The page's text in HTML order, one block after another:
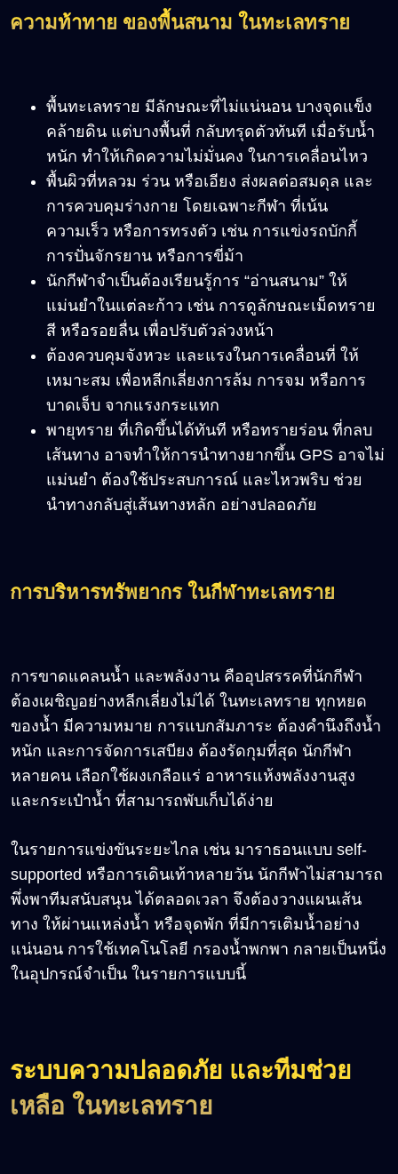
ความท้าทาย ของพื้นสนาม ในทะเลทราย
พื้นทะเลทราย มีลักษณะที่ไม่แน่นอน บางจุดแข็ง
คล้ายดิน แต่บางพื้นที่ กลับทรุดตัวทันที เมื่อรับน้ำ
หนัก ทำให้เกิดความไม่มั่นคง ในการเคลื่อนไหว
พื้นผิวที่หลวม ร่วน หรือเอียง ส่งผลต่อสมดุล และ
การควบคุมร่างกาย โดยเฉพาะกีฬา ที่เน้น
ความเร็ว หรือการทรงตัว เช่น การแข่งรถบักกี้
การปั่นจักรยาน หรือการขี่ม้า
นักกีฬาจำเป็นต้องเรียนรู้การ “อ่านสนาม” ให้
แม่นยำในแต่ละก้าว เช่น การดูลักษณะเม็ดทราย
สี หรือรอยลื่น เพื่อปรับตัวล่วงหน้า
ต้องควบคุมจังหวะ และแรงในการเคลื่อนที่ ให้
เหมาะสม เพื่อหลีกเลี่ยงการล้ม การจม หรือการ
บาดเจ็บ จากแรงกระแทก
พายุทราย ที่เกิดขึ้นได้ทันที หรือทรายร่อน ที่กลบ
เส้นทาง อาจทำให้การนำทางยากขึ้น GPS อาจไม่
แม่นยำ ต้องใช้ประสบการณ์ และไหวพริบ ช่วย
นำทางกลับสู่เส้นทางหลัก อย่างปลอดภัย
การบริหารทรัพยากร ในกีฬาทะเลทราย
การขาดแคลนน้ำ และพลังงาน คืออุปสรรคที่นักกีฬา
ต้องเผชิญอย่างหลีกเลี่ยงไม่ได้ ในทะเลทราย ทุกหยด
ของน้ำ มีความหมาย การแบกสัมภาระ ต้องคำนึงถึงน้ำ
หนัก และการจัดการเสบียง ต้องรัดกุมที่สุด นักกีฬา
หลายคน เลือกใช้ผงเกลือแร่ อาหารแห้งพลังงานสูง
และกระเป๋าน้ำ ที่สามารถพับเก็บได้ง่าย
ในรายการแข่งขันระยะไกล เช่น มาราธอนแบบ self-
supported หรือการเดินเท้าหลายวัน นักกีฬาไม่สามารถ
พึ่งพาทีมสนับสนุน ได้ตลอดเวลา จึงต้องวางแผนเส้น
ทาง ให้ผ่านแหล่งน้ำ หรือจุดพัก ที่มีการเติมน้ำอย่าง
แน่นอน การใช้เทคโนโลยี กรองน้ำพกพา กลายเป็นหนึ่ง
ในอุปกรณ์จำเป็น ในรายการแบบนี้
ระบบความปลอดภัย และทีมช่วย
เหลือ ในทะเลทราย